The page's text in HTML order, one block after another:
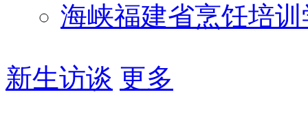
海峡福建省烹饪培
新生访谈 更多